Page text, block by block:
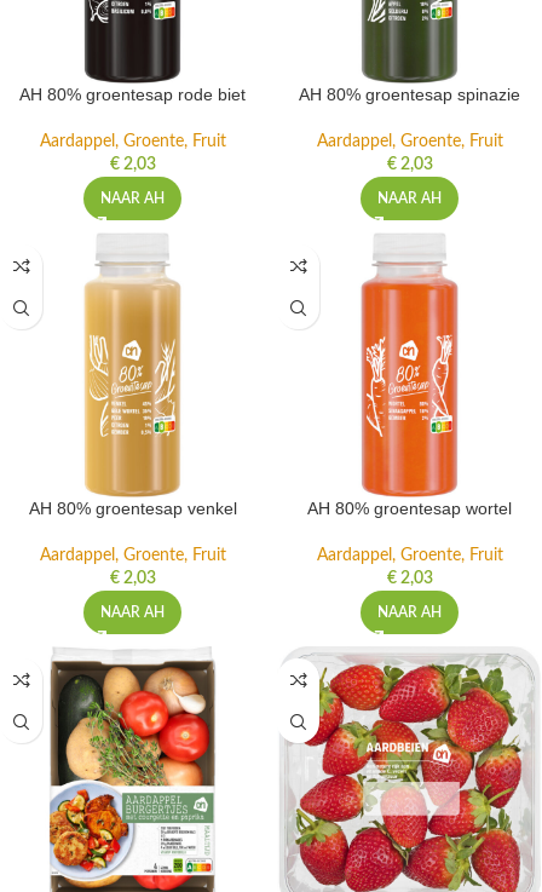
AH 80% groentesap rode biet
Aardappel, Groente, Fruit
€2,03
NAAR AH
AH 80% groentesap spinazie
Aardappel, Groente, Fruit
€2,03
NAAR AH
AH 80% groentesap venkel
Aardappel, Groente, Fruit
€2,03
NAAR AH
AH 80% groentesap wortel
Aardappel, Groente, Fruit
€2,03
NAAR AH